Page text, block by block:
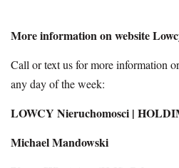
More information on website
Call or text us for more information
any day of the week:
LOWCY Nieruchomosci |
Michael Mandowski